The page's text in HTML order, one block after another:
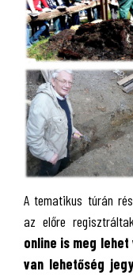
A tematikus túrán
az előre
online is meg
van lehetőség